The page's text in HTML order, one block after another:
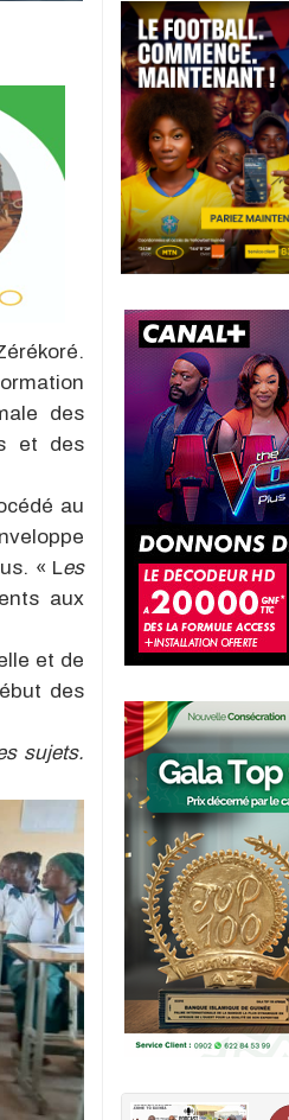
des
et des
au
« Les
aux
et de
des
sujets.